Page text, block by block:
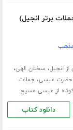
برتر انجیل)
از انجیل، سخنان الهی،
حضرت عیسی، جملات
از عیسی مسیح
دانلود کتاب